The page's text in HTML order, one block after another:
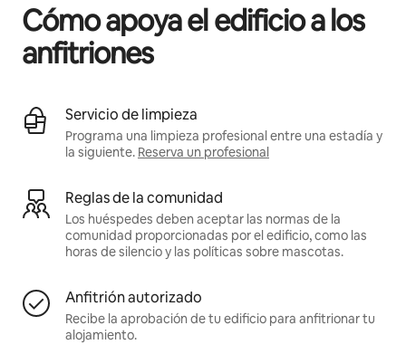
Cómo apoya el edificio a los
anfitriones
Servicio de limpieza
Programa una limpieza profesional entre una estadía y
la siguiente. Reserva un profesional
Reglas de la comunidad
Los huéspedes deben aceptar las normas de la
comunidad proporcionadas por el edificio, como las
horas de silencio y las políticas sobre mascotas.
Anfitrión autorizado
Recibe la aprobación de tu edificio para anfitrionar tu
alojamiento.